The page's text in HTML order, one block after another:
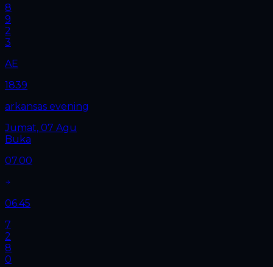
8
9
2
3
AE
1839
arkansas evening
Jumat, 07 Agu
Buka
07.00
06.45
7
2
8
0